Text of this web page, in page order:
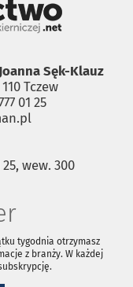
Sęk-Klauz
Tczew
01 25
wew. 300
tygodnia otrzymasz
z branży. W każdej